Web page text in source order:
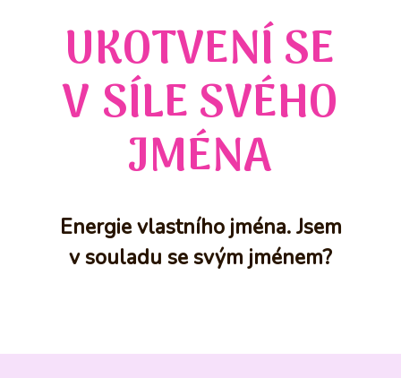
UKOTVENÍ SE
V SÍLE SVÉHO
JMÉNA
Energie vlastního jména. Jsem
v souladu se svým jménem?